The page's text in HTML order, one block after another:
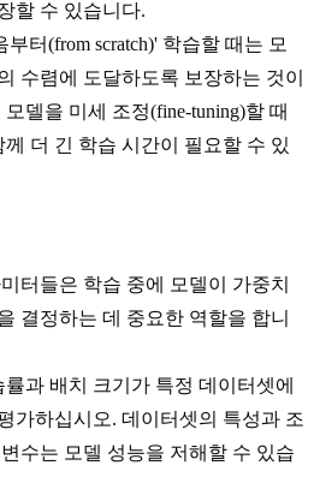
할 수 있습니다.
터(from scratch)' 학습할 때는 모
수렴에 도달하도록 보장하는 것이
델을 미세 조정(fine-tuning)할 때
께 더 긴 학습 시간이 필요할 수 있
터들은 학습 중에 모델이 가중치
결정하는 데 중요한 역할을 합니
과 배치 크기가 특정 데이터셋에
가하십시오. 데이터셋의 특성과 조
수는 모델 성능을 저해할 수 있습